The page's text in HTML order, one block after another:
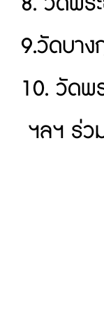
9.วัดบา
10. วัดพ
ฯลฯ ร่ว